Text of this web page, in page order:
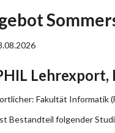
Lehrexport,
Fakultät Informatik
Bestandteil folgender